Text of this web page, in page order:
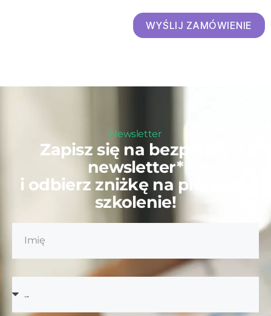
WYŚLIJ ZAMÓWIENIE
Newsletter
Zapisz się na bezpłatny
newsletter*
i odbierz zniżkę na pierwsze
szkolenie!